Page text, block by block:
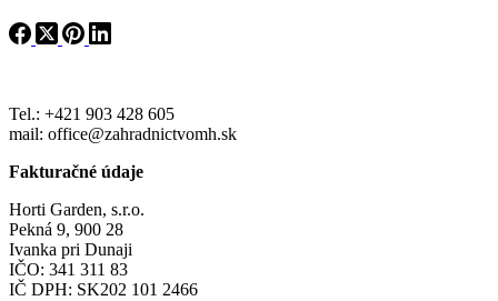
Tel.: +421 903 428 605
mail: office@zahradnictvomh.sk
Fakturačné údaje
Horti Garden, s.r.o.
Pekná 9, 900 28
Ivanka pri Dunaji
IČO: 341 311 83
IČ DPH: SK202 101 2466